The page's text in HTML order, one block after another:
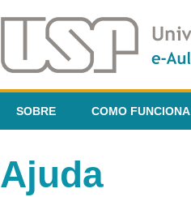
SOBRE COMO FUNCIONA
Ajuda